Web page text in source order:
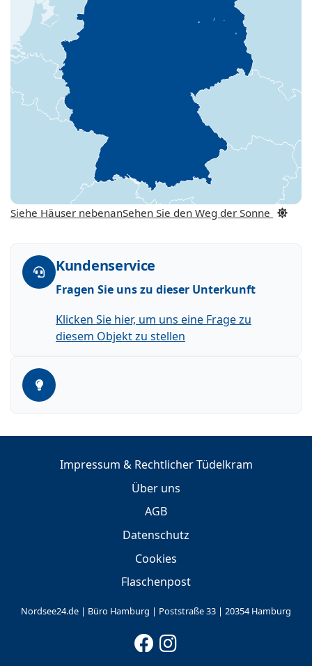
Siehe Häuser nebenanSehen Sie den Weg der Sonne
Kundenservice
Fragen Sie uns zu dieser Unterkunft
Klicken Sie hier, um uns eine Frage zu
diesem Objekt zu stellen
Impressum & Rechtlicher Tüdelkram
Über uns
AGB
Datenschutz
Cookies
Flaschenpost
Nordsee24.de | Büro Hamburg | Poststraße 33 | 20354 Hamburg